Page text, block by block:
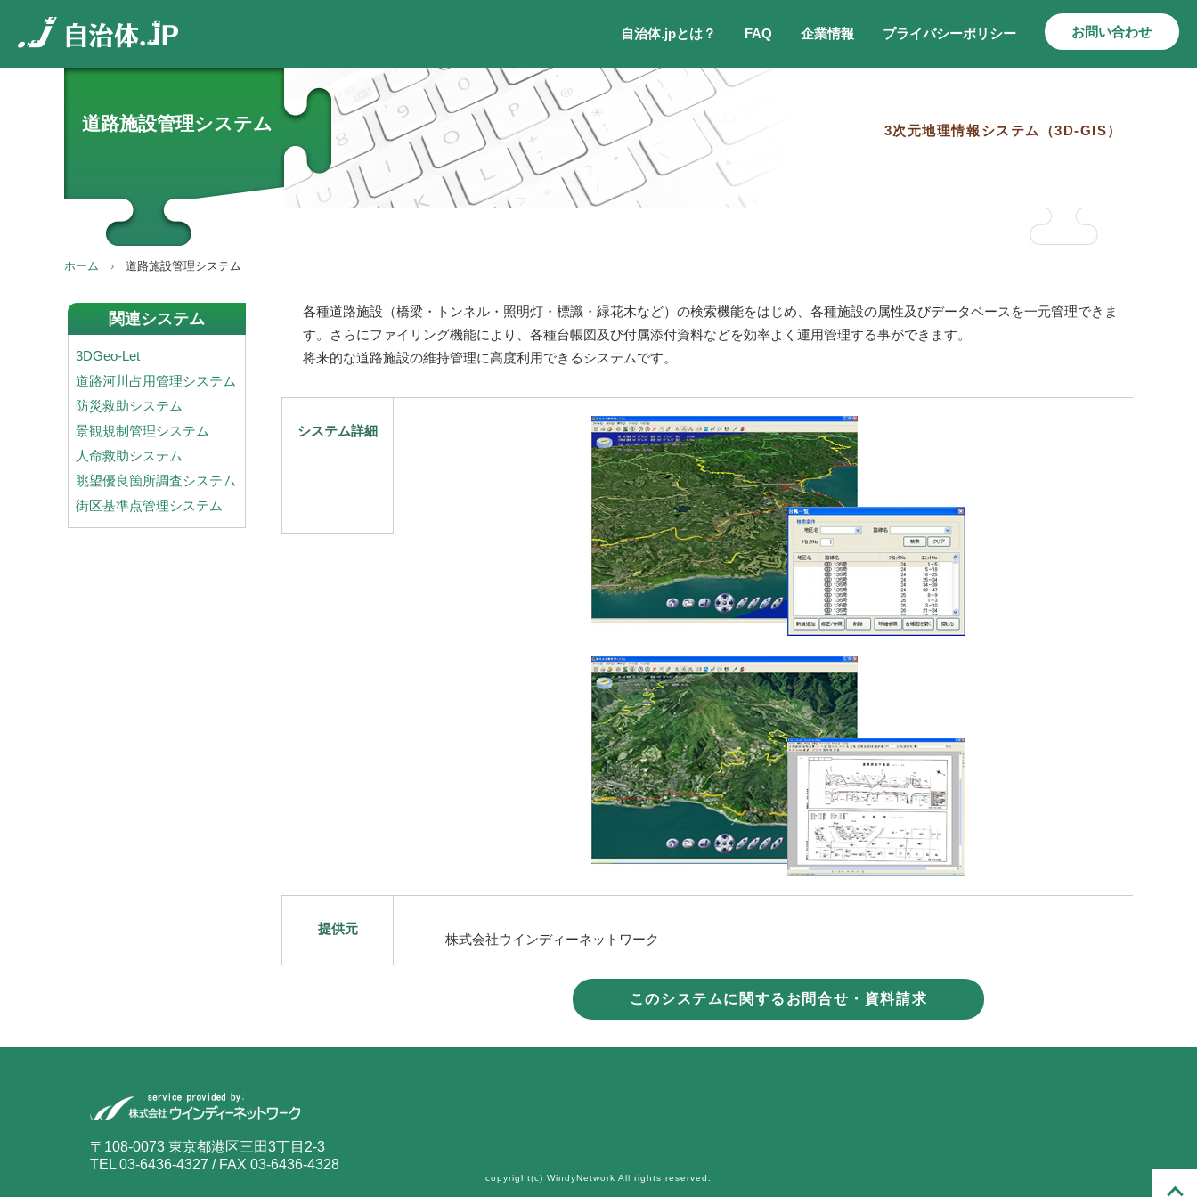
自治体.jpとは？ FAQ 企業情報 プライバシーポリシー お問い合わせ
道路施設管理システム 3次元地理情報システム（3D-GIS）
ホーム 道路施設管理システム
関連システム
3DGeo-Let
道路河川占用管理システム
防災救助システム
景観規制管理システム
人命救助システム
眺望優良箇所調査システム
街区基準点管理システム
各種道路施設（橋梁・トンネル・照明灯・標識・緑花木など）の検索機能をはじめ、各種施設の属性及びデータベースを一元管理できま
す。さらにファイリング機能により、各種台帳図及び付属添付資料などを効率よく運用管理する事ができます。
将来的な道路施設の維持管理に高度利用できるシステムです。
システム詳細
提供元
株式会社ウインディーネットワーク
このシステムに関するお問合せ・資料請求
〒108-0073 東京都港区三田3丁目2-3
TEL 03-6436-4327 / FAX 03-6436-4328
copyright(c) WindyNetwork All rights reserved.